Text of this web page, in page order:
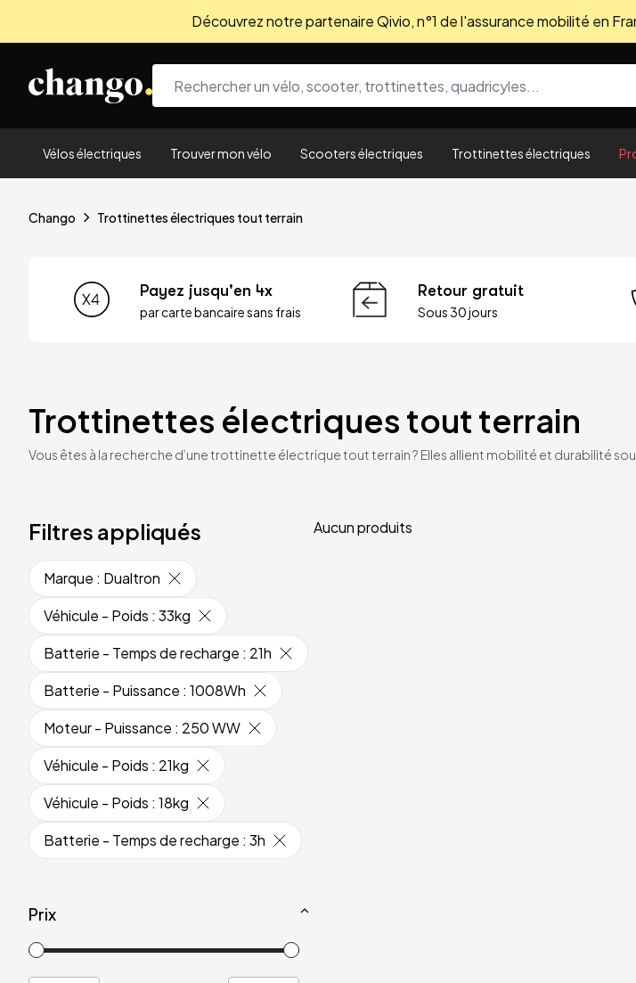
Découvrez notre partenaire Qivio, n°1 de l'assurance mobilité en
Vélos électriques Trouver mon vélo Scooters électriques Trottinettes électriques
Chango Trottinettes électriques tout terrain
Payez jusqu'en 4x
par carte bancaire sans frais
Retour gratuit
Sous 30 jours
Trottinettes électriques tout terrain
Vous êtes à la recherche d’une trottinette électrique tout terrain ? Elles allient mobilité et durabilité
Filtres appliqués
Marque : Dualtron
Véhicule - Poids : 33kg
Batterie - Temps de recharge : 21h
Batterie - Puissance : 1008Wh
Moteur - Puissance : 250 WW
Véhicule - Poids : 21kg
Véhicule - Poids : 18kg
Batterie - Temps de recharge : 3h
Prix
Aucun produits